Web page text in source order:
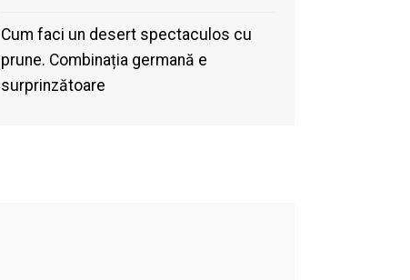
Cum faci un desert spectaculos cu
prune. Combinația germană e
surprinzătoare